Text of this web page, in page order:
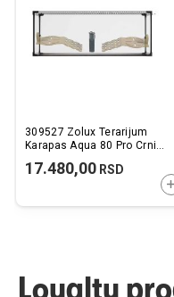
309527 Zolux Terarijum
Karapas Aqua 80 Pro Crni
17.480,00 RSD
Loyalty